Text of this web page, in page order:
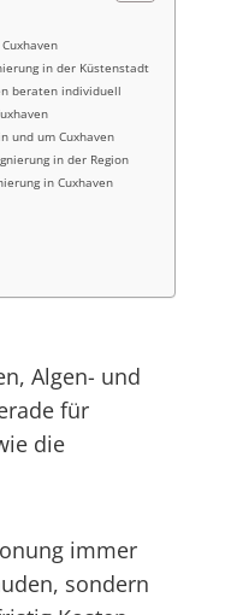
in der Küstenstadt
beraten individuell
und um Cuxhaven
in der Region
in Cuxhaven
Algen- und
für
die
immer
sondern